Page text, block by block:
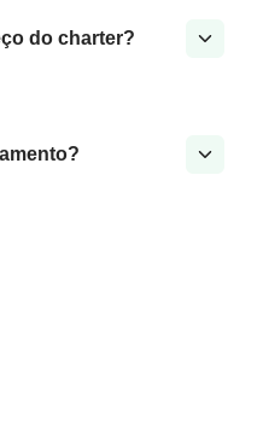
do charter?